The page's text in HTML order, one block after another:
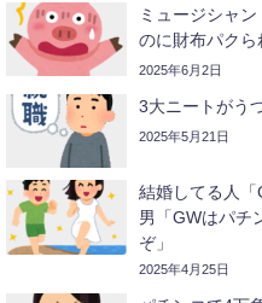
ミュージシャ
のに財布パクら
2025年6月2日
3大ニートがう
2025年5月21日
結婚してる人
男「GWはパチ
ぞ」
2025年4月25日